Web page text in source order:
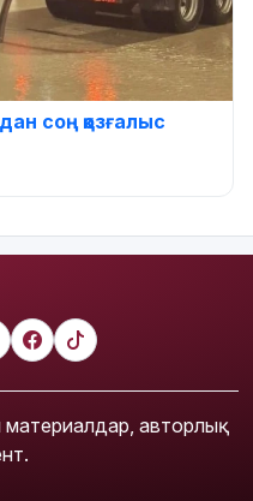
соң қозғалыс
материалдар, авторлық